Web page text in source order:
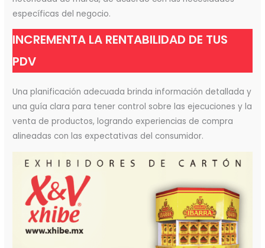
específicas del negocio.
INCREMENTA LA RENTABILIDAD DE TUS
PDV
Una planificación adecuada brinda información detallada y
una guía clara para tener control sobre las ejecuciones y la
venta de productos, logrando experiencias de compra
alineadas con las expectativas del consumidor.